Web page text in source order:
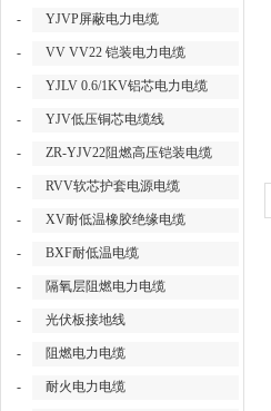
- YJVP屏蔽电力电缆
- VV VV22 铠装电力电缆
- YJLV 0.6/1KV铝芯电力电缆
- YJV低压铜芯电缆线
- ZR-YJV22阻燃高压铠装电缆
- RVV软芯护套电源电缆
- XV耐低温橡胶绝缘电缆
- BXF耐低温电缆
- 隔氧层阻燃电力电缆
- 光伏板接地线
- 阻燃电力电缆
- 耐火电力电缆